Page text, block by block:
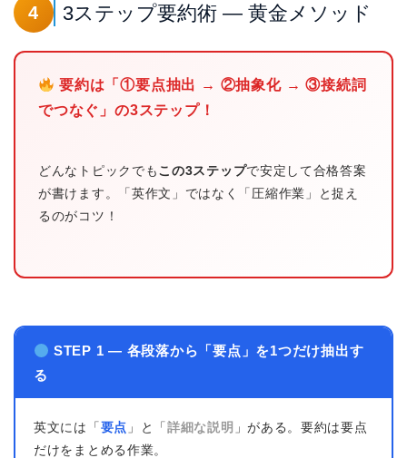
4 3ステップ要約術 — 黄金メソッド
要約は「①要点抽出 → ②抽象化 → ③接続詞
でつなぐ」の3ステップ！
どんなトピックでもこの3ステップで安定して合格答案
が書けます。「英作文」ではなく「圧縮作業」と捉え
るのがコツ！
STEP 1 — 各段落から「要点」を1つだけ抽出す
る
英文には「要点 」と「詳細な説明 」がある。要約は要点
だけをまとめる作業。